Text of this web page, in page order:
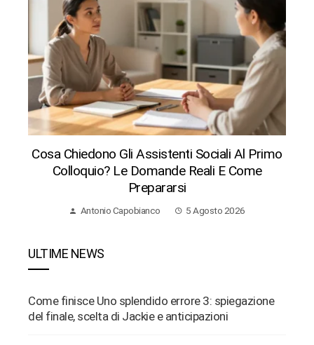
Cosa Chiedono Gli Assistenti Sociali Al Primo
Colloquio? Le Domande Reali E Come
Prepararsi
Antonio Capobianco 5 Agosto 2026
ULTIME NEWS
Come finisce Uno splendido errore 3: spiegazione
del finale, scelta di Jackie e anticipazioni